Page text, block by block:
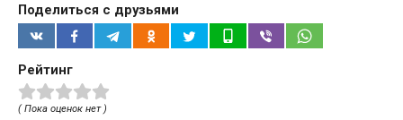
Поделиться с друзьями
Рейтинг
( Пока оценок нет )